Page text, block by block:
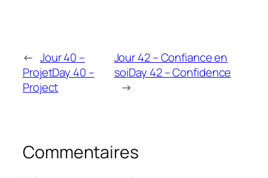
← Jour 40 –
ProjetDay 40 –
Project
Jour 42 – Confiance en
soiDay 42 – Confidence
→
Commentaires